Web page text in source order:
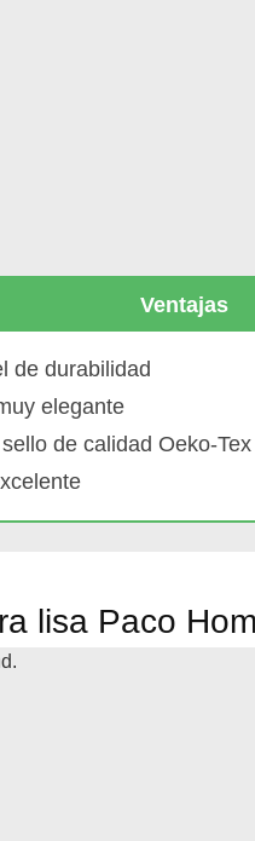
Ventajas
de durabilidad
elegante
de calidad Oeko-
lisa Paco